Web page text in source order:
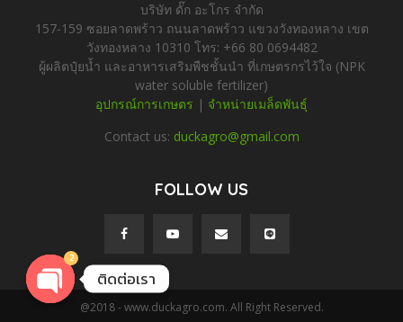
บริษัท ดั๊ก อะโกร จำกัด
157-159 ซอยลาดพร้าว ถนนลาดพร้าว แขวงวังทองหลาง เขต
วังทองหลาง 10310 โทร: +66 80 0694482
ผู้ผลิตปุ๋ยน้ำ และอาหารเสริมพืชชั้นนำ ที่เกษตรกรไว้ใจ (NPK
water soluble fertilizer)
อุปกรณ์การเกษตร | จำหน่ายเมล็ดพันธุ์
Contact us: duckagro@gmail.com
FOLLOW US
@2018 - www.duckagro.com. All Right Reserved.
ติดต่อเรา
2